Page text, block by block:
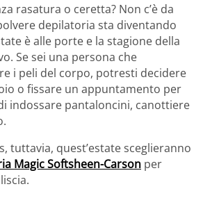
rasatura o ceretta? Non c’è da
depilatoria sta diventando
è alle porte e la stagione della
Se sei una persona che
i peli del corpo, potresti decidere
o fissare un appuntamento per
indossare pantaloncini, canottiere
tuttavia, quest’estate sceglieranno
Magic Softsheen-Carson per